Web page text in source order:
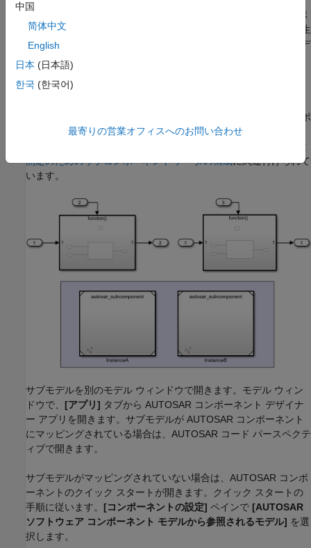
サブモデルの内部データの実行時キャリブレーションをサポ
ートする C コードと AUTOSAR XML (ARXML) ファイルを生
成するには、そのサブモデルを参照するコンポーネント モデ
ルを開いてビルドします。
この例では、AUTOSAR ソフトウェア コンポーネント モデルか
を使用します。これは、AUTOSAR コンポ
ーネント モデルautosar_componentで 2 回参照されます。これ
AUTOSAR のキャリブレーションと
測定のためのサブコンポーネント データの構成に関連付けられて
います。
サブモデルを別のモデル ウィンドウで開きます。モデル ウィン
ドウで、 [アプリ] タブから AUTOSAR コンポーネント デザイナ
ー アプリを開きます。サブモデルが AUTOSAR コンポーネント
にマッピングされている場合は、AUTOSAR コード パースペクテ
ィブで開きます。
サブモデルがマッピングされていない場合は、AUTOSAR コンポ
ーネントのクイック スタートが開きます。クイック スタートの
手順に従います。 [コンポーネントの設定] ペインで [AUTOSAR
ソフトウェア コンポーネント モデルから参照されるモデル] を選
択します。
中国
简体中文
English
日本 (日本語)
한국 (한국어)
最寄りの営業オフィスへのお問い合わせ